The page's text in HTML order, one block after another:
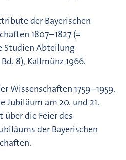
der Bayerischen
1807–1827 (=
Studien Abteilung
8), Kallmünz 1966.
Wissenschaften 1759–1959.
Jubiläum am 20. und 21.
über die Feier des
der Bayerischen